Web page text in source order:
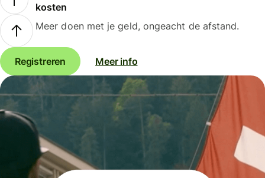
kosten
Meer doen met je geld, ongeacht de afstand.
Registreren Meer info